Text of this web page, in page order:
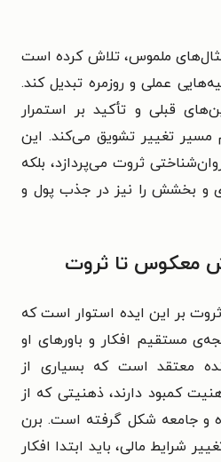
مثال‌های ملموس، تلاش کرده است
عملی و روزمره تبدیل کند.
قبلی و تأکید بر استمرار
مسیر تغییر تشویق می‌کند. این
ثروت می‌پردازد، بلکه
و بخشش را نیز در جذب پول و
معکوس تا ثروت
بر این ایده استوار است که
مستقیم افکار و باورهای او
معتقد است که بسیاری از
کمبود دارند، ذهنیتی که از
و جامعه شکل گرفته است. برن
شرایط مالی، باید ابتدا افکار